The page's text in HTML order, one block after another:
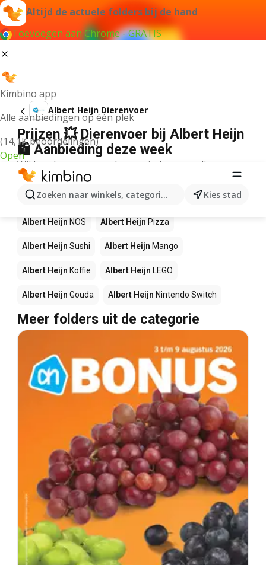
Altijd de actuele folders bij de hand
Toevoegen aan Chrome - GRATIS
Kimbino app
Alle aanbiedingen op één plek
(14,1K beoordelingen)
Open
Zoeken naar winkels, categorieën, producten...
Kies stad
Albert Heijn Dierenvoer
Prijzen 💥 Dierenvoer bij Albert Heijn
🛍️ Aanbieding deze week
Wij konden geen resultaten vinden voor die term.
Andere producten in winkels Albert
Heijn
Albert Heijn NOS Albert Heijn Pizza
Albert Heijn Sushi Albert Heijn Mango
Albert Heijn Koffie Albert Heijn LEGO
Albert Heijn Gouda Albert Heijn Nintendo Switch
Meer folders uit de categorie